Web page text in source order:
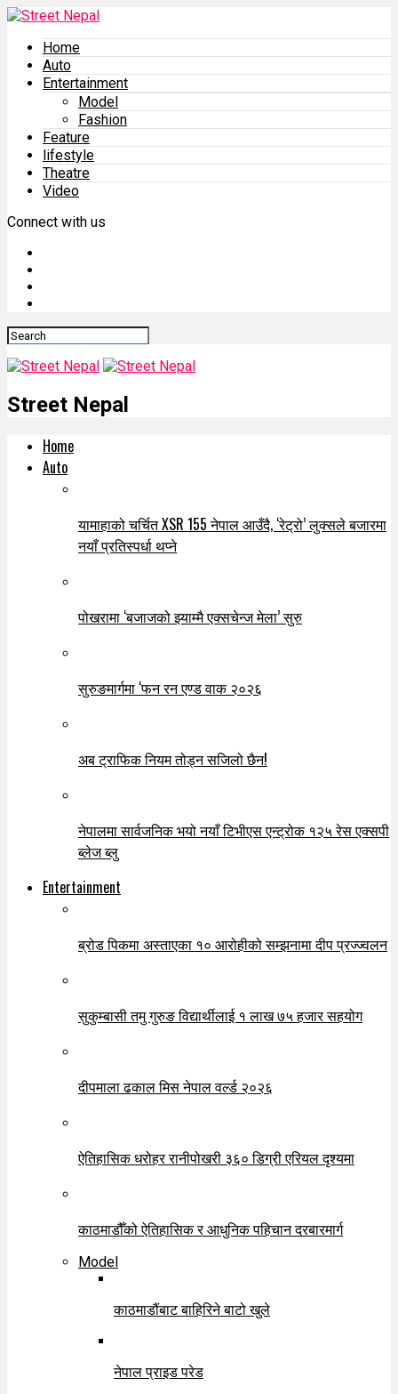
Home
Auto
Entertainment
Model
Fashion
Feature
lifestyle
Theatre
Video
Connect with us
Street Nepal
Home
Auto
यामाहाको चर्चित XSR 155 नेपाल आउँदै, ‘रेट्रो’ लुक्सले बजारमा
नयाँ प्रतिस्पर्धा थप्ने
पोखरामा ‘बजाजको झ्याम्मै एक्सचेन्ज मेला’ सुरु
सुरुङमार्गमा ‘फन रन एण्ड वाक २०२६
अब ट्राफिक नियम तोड्न सजिलो छैन!
नेपालमा सार्वजनिक भयो नयाँ टिभीएस एन्ट्रोक १२५ रेस एक्सपी
ब्लेज ब्लु
Entertainment
ब्रोड पिकमा अस्ताएका १० आरोहीको सम्झनामा दीप प्रज्ज्वलन
सुकुम्बासी तमु गुरुङ विद्यार्थीलाई १ लाख ७५ हजार सहयोग
दीपमाला ढकाल मिस नेपाल वर्ल्ड २०२६
ऐतिहासिक धरोहर रानीपोखरी ३६० डिग्री एरियल दृश्यमा
काठमाडौँको ऐतिहासिक र आधुनिक पहिचान दरबारमार्ग
Model
काठमाडौंबाट बाहिरिने बाटो खुले
नेपाल प्राइड परेड